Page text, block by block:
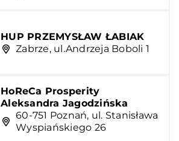
HUP PRZEMYSŁAW ŁABIAK
Zabrze, ul.Andrzeja Boboli 1
HoReCa Prosperity
Aleksandra Jagodzińska
60-751 Poznań, ul. Stanisława
Wyspiańskiego 26